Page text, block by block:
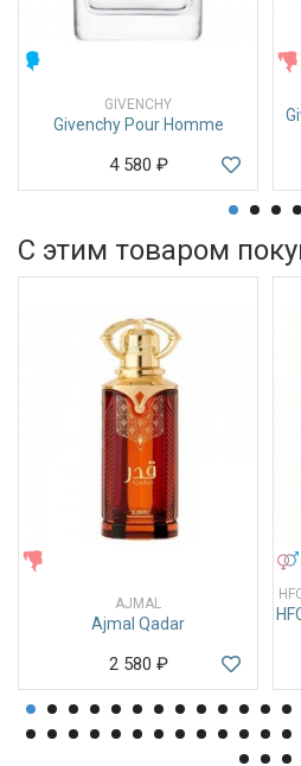
GIVENCHY
Givenchy Pour Homme
4 580 ₽
С этим товаром
AJMAL
Ajmal Qadar
2 580 ₽